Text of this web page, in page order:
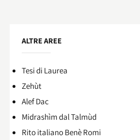
ALTRE AREE
Tesi di Laurea
Zehùt
Alef Dac
Midrashìm dal Talmùd
Rito italiano Benè Romi​